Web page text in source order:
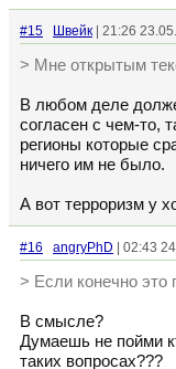
#15 Швейк | 21:26
> Мне открытым
В любом деле
согласен с чем-то,
регионы которые
ничего им не было.
А вот терроризм у
#16 angryPhD | 02:43
> Если конечно это
В смысле?
Думаешь не пойми
таких вопросах???